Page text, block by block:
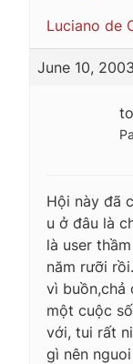
Luciano de
June 10,
Hội này đã
u ở đâu là
là user
năm rưỡi
vì buồn,chả
một cuộc
với, tui rất
gì nên